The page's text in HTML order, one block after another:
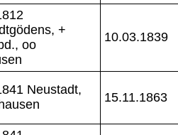
+
oo
10.03.1839
Neustadt,
15.11.1863